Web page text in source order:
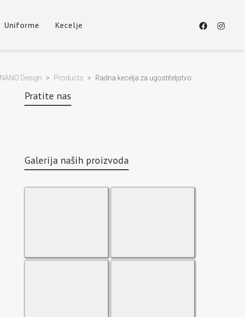
Uniforme Kecelje
NANO Design > Products > Radna kecelja za ugostiteljstvo
Pratite nas
Galerija naših proizvoda